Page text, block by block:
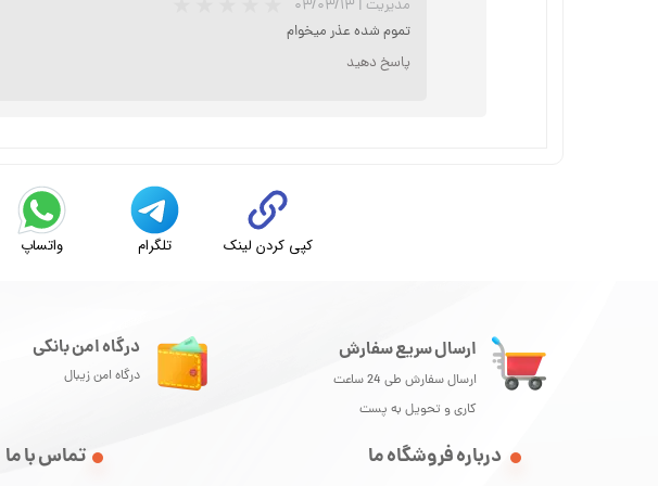
مدیریت | ۰۳/۰۳/۱۳
تموم شده عذر میخوام
پاسخ دهید
کپی کردن لینک تلگرام واتساپ
ارسال سریع سفارش
ارسال سفارش طی 24 ساعت
کاری و تحویل به پست
درباره فروشگاه ما تماس با ما
درگاه امن بانکی
درگاه امن زیبال